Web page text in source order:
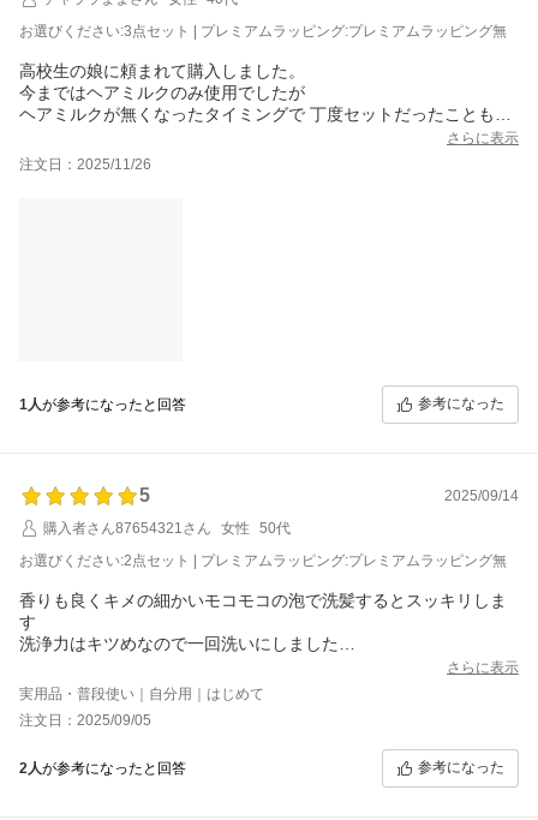
お選びください:3点セット | プレミアムラッピング:プレミアムラッピング無
高校生の娘に頼まれて購入しました。
今まではヘアミルクのみ使用でしたが
ヘアミルクが無くなったタイミングで 丁度セットだったこともあ
シリーズ使いのお陰なのか
さらに表示
注文日：2025/11/26
1人が参考になったと回答 参考になった
5
2025/09/14
購入者さん87654321さん
女性
50代
お選びください:2点セット | プレミアムラッピング:プレミアムラッピング無
香りも良くキメの細かいモコモコの泡で洗髪するとスッキリしま
す
洗浄力はキツめなので一回洗いにしました
クルクルのくせ毛ですが乾かしていくとキューティクルが整うの
かツヤがでてきます
アイロンブラシやクルクルドライヤーを通すと伸びます
くせ毛特有のもつれがなくサラッとしてる感じです
立ち上がりがよくセットしやすくなりました
さらに表示
実用品・普段使い｜自分用｜はじめて
注文日：2025/09/05
2人が参考になったと回答 参考になった